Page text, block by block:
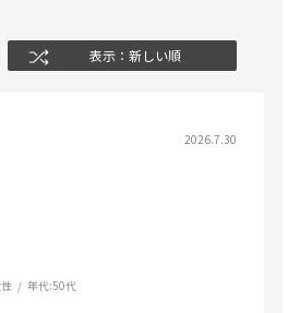
表示：新しい順
2026.7.30
年代:50代